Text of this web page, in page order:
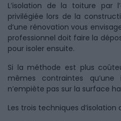
L’isolation de la toiture par
privilégiée lors de la
d’une rénovation vous
professionnel doit faire la
pour isoler ensuite.
Si la méthode est plus
mêmes contraintes
n’empiète pas sur la surface
Les trois techniques d’isolation